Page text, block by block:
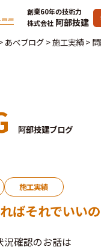
創業60年の技術力
株式会社 阿部技建
あべブログ>施工実績>
阿部技建ブログ
施工実績
ばそれでいい
況確認のお話は